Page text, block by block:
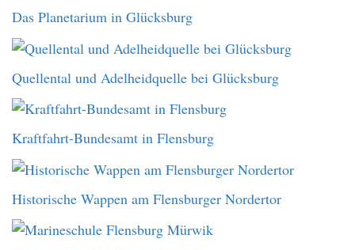
Das Planetarium in Glücksburg
Quellental und Adelheidquelle bei Glücksburg
Kraftfahrt-Bundesamt in Flensburg
Historische Wappen am Flensburger Nordertor